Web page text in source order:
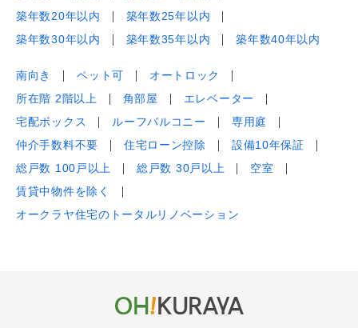
築年数20年以内
築年数25年以内
築年数30年以内
築年数35年以内 築年数40年以内
南向き ペット可
オートロック
所在階 2階以上
角部屋
エレベーター
宅配ボックス
ルーフバルコニー
専用庭
仲介手数料不要
住宅ローン控除
設備10年保証
総戸数 100戸以上
総戸数 30戸以上
空室
賃貸中物件を除く
オークラヤ住宅のトータルリノベーション